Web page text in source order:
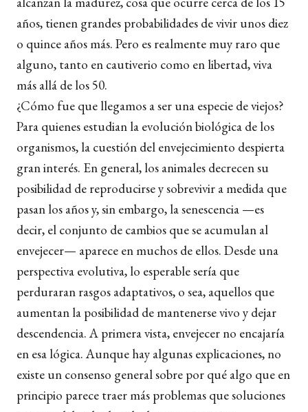
años, tienen grandes probabilidades de vivir unos diez
o quince años más. Pero es realmente muy raro que
alguno, tanto en cautiverio como en libertad, viva
más allá de los 50.
¿Cómo fue que llegamos a ser una especie de viejos?
Para quienes estudian la evolución biológica de los
organismos, la cuestión del envejecimiento despierta
gran interés. En general, los animales decrecen su
posibilidad de reproducirse y sobrevivir a medida que
pasan los años y, sin embargo, la senescencia —es
decir, el conjunto de cambios que se acumulan al
envejecer— aparece en muchos de ellos. Desde una
perspectiva evolutiva, lo esperable sería que
perduraran rasgos adaptativos, o sea, aquellos que
aumentan la posibilidad de mantenerse vivo y dejar
descendencia. A primera vista, envejecer no encajaría
en esa lógica. Aunque hay algunas explicaciones, no
existe un consenso general sobre por qué algo que en
principio parece traer más problemas que soluciones